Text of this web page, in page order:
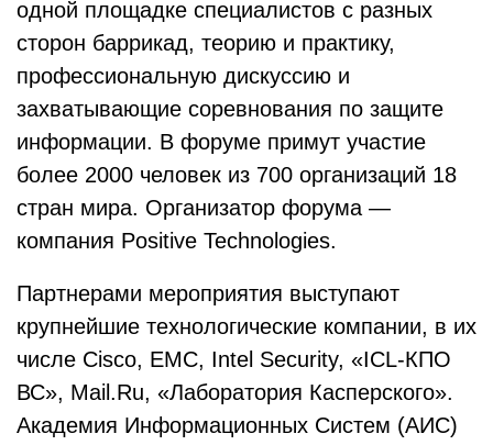
одной площадке специалистов с разных
сторон баррикад, теорию и практику,
профессиональную дискуссию и
захватывающие соревнования по защите
информации. В форуме примут участие
более 2000 человек из 700 организаций 18
стран мира. Организатор форума —
компания Positive Technologies.
Партнерами мероприятия выступают
крупнейшие технологические компании, в их
числе Cisco, EMC, Intel Security, «ICL-КПО
ВС», Mail.Ru, «Лаборатория Касперского».
Академия Информационных Систем (АИС)